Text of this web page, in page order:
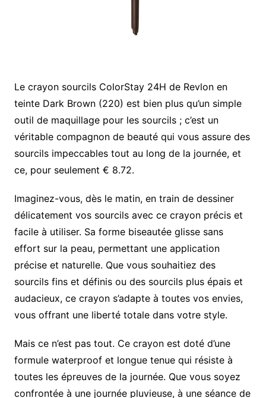
Le crayon sourcils ColorStay 24H de Revlon en
teinte Dark Brown (220) est bien plus qu’un simple
outil de maquillage pour les sourcils ; c’est un
véritable compagnon de beauté qui vous assure des
sourcils impeccables tout au long de la journée, et
ce, pour seulement € 8.72.
Imaginez-vous, dès le matin, en train de dessiner
délicatement vos sourcils avec ce crayon précis et
facile à utiliser. Sa forme biseautée glisse sans
effort sur la peau, permettant une application
précise et naturelle. Que vous souhaitiez des
sourcils fins et définis ou des sourcils plus épais et
audacieux, ce crayon s’adapte à toutes vos envies,
vous offrant une liberté totale dans votre style.
Mais ce n’est pas tout. Ce crayon est doté d’une
formule waterproof et longue tenue qui résiste à
toutes les épreuves de la journée. Que vous soyez
confrontée à une journée pluvieuse, à une séance de